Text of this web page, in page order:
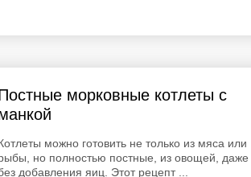
морковные котлеты с
можно готовить не только из мяса или
но полностью постные, из овощей, даже
добавления яиц. Этот рецепт ...